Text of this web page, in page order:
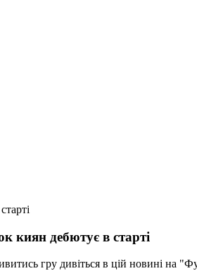
киян дебютує в старті
гру дивіться в цій новині на